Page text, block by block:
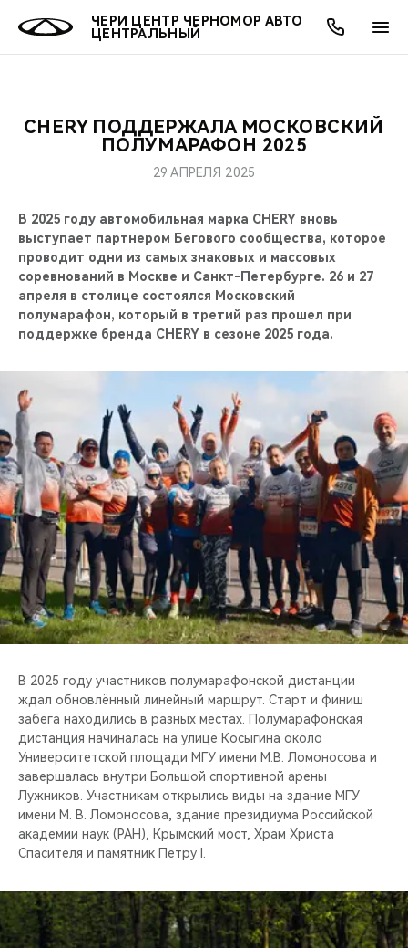
ЧЕРИ ЦЕНТР ЧЕРНОМОР АВТО
ЦЕНТРАЛЬНЫЙ
МОДЕЛИ
КРОССОВЕРЫ
СЕДАНЫ
О КОМПАНИИ
МЫ В СОЦСЕТЯХ
ПОКУПАТЕЛЯМ
КРЕДИТ И СТРАХОВАНИЕ
АКСЕССУАРЫ
ВЛАДЕЛЬЦАМ
ЗАПЧАСТИ И АКСЕССУАРЫ
ПОДДЕРЖКА
ТЕХНИЧЕСКОЕ ОБСЛУЖИВАНИЕ
МИР CHERY
CHERY В СОЦСЕТЯХ
ЛЮДИ CHERY
БЛАГОТВОРИТЕЛЬНОСТЬ
CHERY REMOTE
CHERY CONNECT
НАШИ МЕРОПРИЯТИЯ
CHERY ДЛЯ ДЕТЕЙ
ОНЛАЙН СЕРВИСЫ
CHERY ПОДДЕРЖАЛА МОСКОВСКИЙ
ПОЛУМАРАФОН 2025
29 АПРЕЛЯ 2025
В 2025 году автомобильная марка CHERY вновь
выступает партнером Бегового сообщества, которое
проводит одни из самых знаковых и массовых
соревнований в Москве и Санкт-Петербурге. 26 и 27
апреля в столице состоялся Московский
полумарафон, который в третий раз прошел при
поддержке бренда CHERY в сезоне 2025 года.
В 2025 году участников полумарафонской дистанции
ждал обновлённый линейный маршрут. Старт и финиш
забега находились в разных местах. Полумарафонская
дистанция начиналась на улице Косыгина около
Университетской площади МГУ имени М.В. Ломоносова и
завершалась внутри Большой спортивной арены
Лужников. Участникам открылись виды на здание МГУ
имени М. В. Ломоносова, здание президиума Российской
академии наук (РАН), Крымский мост, Храм Христа
Спасителя и памятник Петру I.